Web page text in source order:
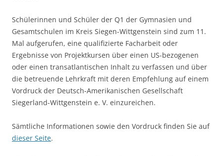
Schülerinnen und Schüler der Q1 der Gymnasien und
Gesamtschulen im Kreis Siegen-Wittgenstein sind zum 11.
Mal aufgerufen, eine qualifizierte Facharbeit oder
Ergebnisse von Projektkursen über einen US-bezogenen
oder einen transatlantischen Inhalt zu verfassen und über
die betreuende Lehrkraft mit deren Empfehlung auf einem
Vordruck der Deutsch-Amerikanischen Gesellschaft
Siegerland-Wittgenstein e. V. einzureichen.
Sämtliche Informationen sowie den Vordruck finden Sie auf
dieser Seite.